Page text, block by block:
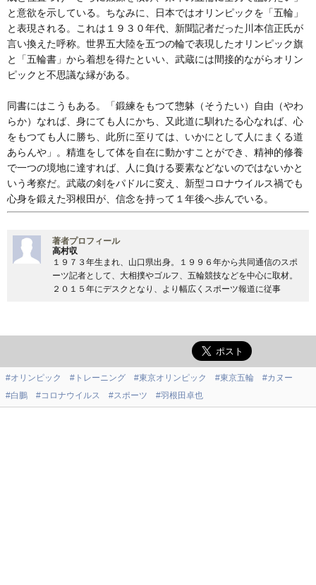
と意欲を示している。ちなみに、日本ではオリンピックを「五輪」
と表現される。これは１９３０年代、新聞記者だった川本信正氏が
言い換えた呼称。世界五大陸を五つの輪で表現したオリンピック旗
と「五輪書」から着想を得たといい、武蔵には間接的ながらオリン
ピックと不思議な縁がある。
同書にはこうもある。「鍛練をもつて惣躰（そうたい）自由（やわ
らか）なれば、身にても人にかち、又此道に馴れたる心なれば、心
をもつても人に勝ち、此所に至りては、いかにとして人にまくる道
あらんや」。精進をして体を自在に動かすことができ、精神的修養
で一つの境地に達すれば、人に負ける要素などないのではないかと
いう考察だ。武蔵の剣をパドルに変え、新型コロナウイルス禍でも
心身を鍛えた羽根田が、信念を持って１年後へ歩んでいる。
著者プロフィール
高村収
１９７３年生まれ、山口県出身。１９９６年から共同通信のスポ
ーツ記者として、大相撲やゴルフ、五輪競技などを中心に取材。
２０１５年にデスクとなり、より幅広くスポーツ報道に従事
#オリンピック #トレーニング #東京オリンピック #東京五輪
#カヌー
#白鵬
#コロナウイルス #スポーツ #羽根田卓也